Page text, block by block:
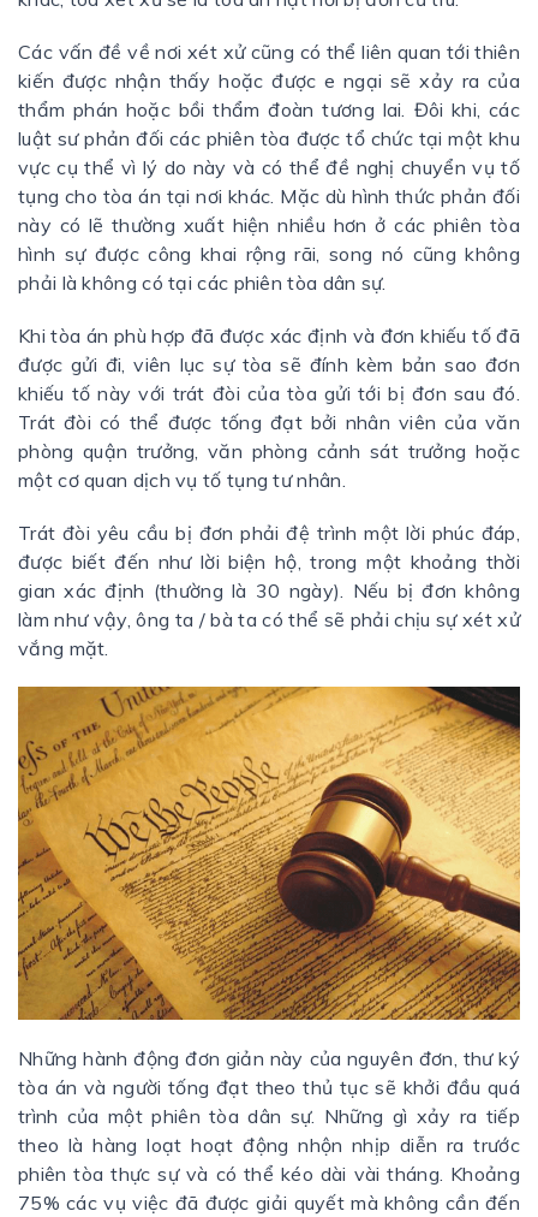
Các vấn đề về nơi xét xử cũng có thể liên quan tới thiên
kiến được nhận thấy hoặc được e ngại sẽ xảy ra của
thẩm phán hoặc bồi thẩm đoàn tương lai. Đôi khi, các
luật sư phản đối các phiên tòa được tổ chức tại một khu
vực cụ thể vì lý do này và có thể đề nghị chuyển vụ tố
tụng cho tòa án tại nơi khác. Mặc dù hình thức phản đối
này có lẽ thường xuất hiện nhiều hơn ở các phiên tòa
hình sự được công khai rộng rãi, song nó cũng không
phải là không có tại các phiên tòa dân sự.
Khi tòa án phù hợp đã được xác định và đơn khiếu tố đã
được gửi đi, viên lục sự tòa sẽ đính kèm bản sao đơn
khiếu tố này với trát đòi của tòa gửi tới bị đơn sau đó.
Trát đòi có thể được tống đạt bởi nhân viên của văn
phòng quận trưởng, văn phòng cảnh sát trưởng hoặc
một cơ quan dịch vụ tố tụng tư nhân.
Trát đòi yêu cầu bị đơn phải đệ trình một lời phúc đáp,
được biết đến như lời biện hộ, trong một khoảng thời
gian xác định (thường là 30 ngày). Nếu bị đơn không
làm như vậy, ông ta / bà ta có thể sẽ phải chịu sự xét xử
vắng mặt.
Những hành động đơn giản này của nguyên đơn, thư ký
tòa án và người tống đạt theo thủ tục sẽ khởi đầu quá
trình của một phiên tòa dân sự. Những gì xảy ra tiếp
theo là hàng loạt hoạt động nhộn nhịp diễn ra trước
phiên tòa thực sự và có thể kéo dài vài tháng. Khoảng
75% các vụ việc đã được giải quyết mà không cần đến